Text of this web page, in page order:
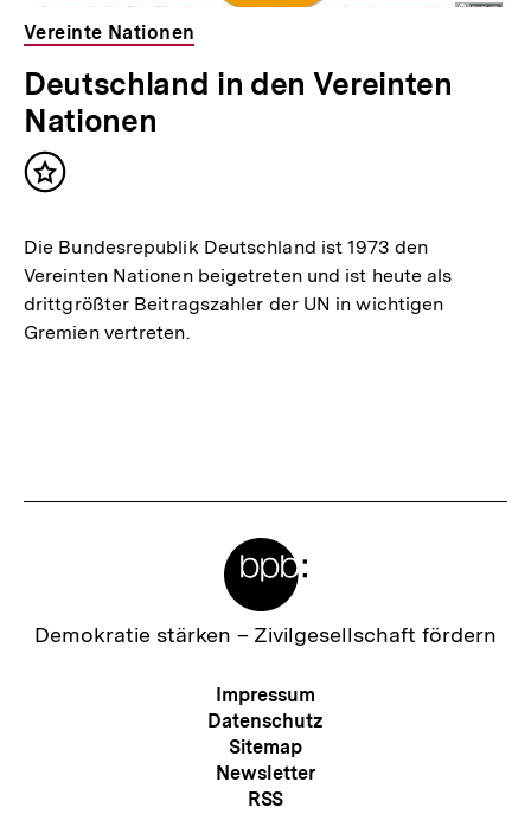
Vereinte Nationen
Deutschland in den Vereinten
Nationen
Inhalt
Die Bundesrepublik Deutschland ist 1973 den
Vereinten Nationen beigetreten und ist heute als
drittgrößter Beitragszahler der UN in wichtigen
Gremien vertreten.
Zur
Demokratie stärken – Zivilgesellschaft fördern
Meta-
Navigation
Impressum
Datenschutz
Sitemap
Newsletter
RSS